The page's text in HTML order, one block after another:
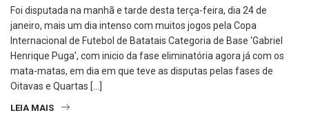
Foi disputada na manhã e tarde desta terça-feira, dia 24 de
janeiro, mais um dia intenso com muitos jogos pela Copa
Internacional de Futebol de Batatais Categoria de Base ‘Gabriel
Henrique Puga’, com inicio da fase eliminatória agora já com os
mata-matas, em dia em que teve as disputas pelas fases de
Oitavas e Quartas […]
LEIA MAIS